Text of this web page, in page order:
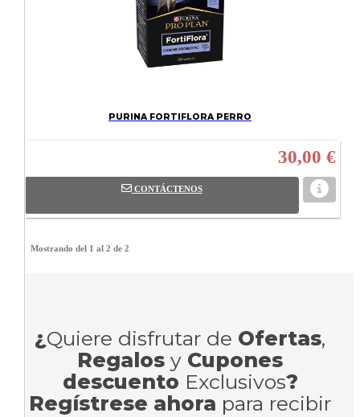
PURINA FORTIFLORA PERRO
30,00 €
CONTÁCTENOS
Mostrando del 1 al 2 de 2
¿Quiere disfrutar de Ofertas,
Regalos y Cupones
descuento Exclusivos?
Regístrese ahora para recibir